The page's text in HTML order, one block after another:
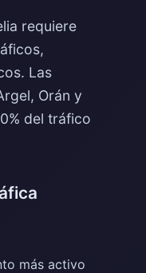
requiere
Las
Orán y
del tráfico
más activo